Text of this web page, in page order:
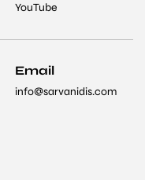
YouTube
Email
info@sarvanidis.com